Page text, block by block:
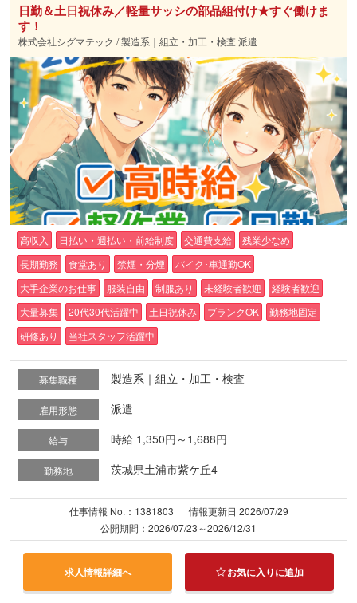
日勤＆土日祝休み／軽量サッシの部品組付け★すぐ働けま
す！
株式会社シグマテック / 製造系｜組立・加工・検査 派遣
高収入 日払い・週払い・前給制度 交通費支給
残業少なめ
長期勤務
食堂あり 禁煙・分煙
バイク･車通勤OK
大手企業のお仕事
服装自由 制服あり 未経験者歓迎
経験者歓迎
大量募集
20代30代活躍中 土日祝休み ブランクOK
勤務地固定
研修あり
当社スタッフ活躍中
募集職種 製造系｜組立・加工・検査
雇用形態 派遣
給与 時給 1,350円～1,688円
勤務地 茨城県土浦市紫ケ丘4
仕事情報 No.：1381803
情報更新日 2026/07/29
公開期間：2026/07/23～2026/12/31
求人情報詳細へ お気に入りに追加